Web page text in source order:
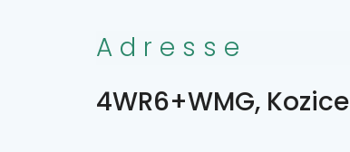
Adresse
4WR6+WMG, Kozice